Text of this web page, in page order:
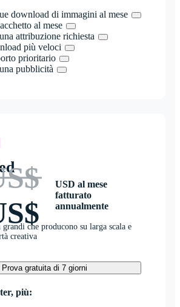
download di immagini al mese
al mese
attribuzione richiesta
più veloci
prioritario
pubblicità
USD al mese
fatturato
annualmente
che producono su larga scala e
creativa
Prova gratuita di 7 giorni
più: